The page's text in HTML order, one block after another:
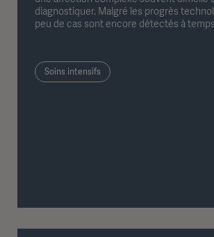
diagnostiquer. Malgré les progrès
peu de cas sont encore détectés à
implique.
Soins intensifs